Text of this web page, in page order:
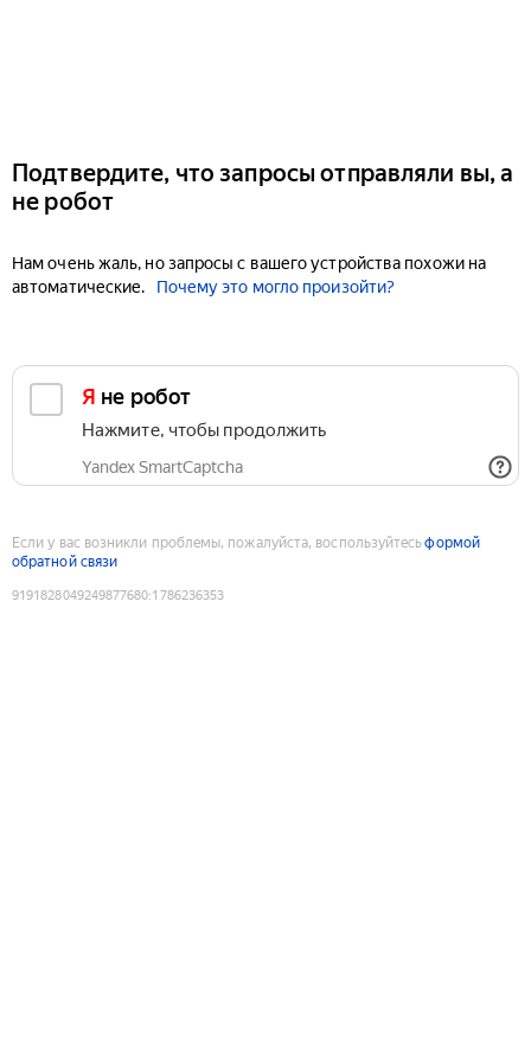
Подтвердите, что запросы отправляли вы, а
не робот
Нам очень жаль, но запросы с вашего устройства похожи на
автоматические.
Почему это могло произойти?
Я не робот
Нажмите, чтобы продолжить
Yandex SmartCaptcha
Если у вас возникли проблемы, пожалуйста, воспользуйтесьформой
обратной связи
9191828049249877680:1786236353